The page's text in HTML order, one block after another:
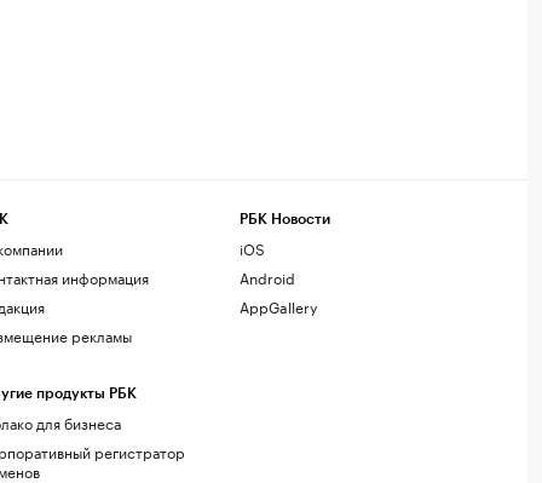
информация
рекламы
продукты РБК
для бизнеса
регистратор
РБК Новости
iOS
Android
AppGallery